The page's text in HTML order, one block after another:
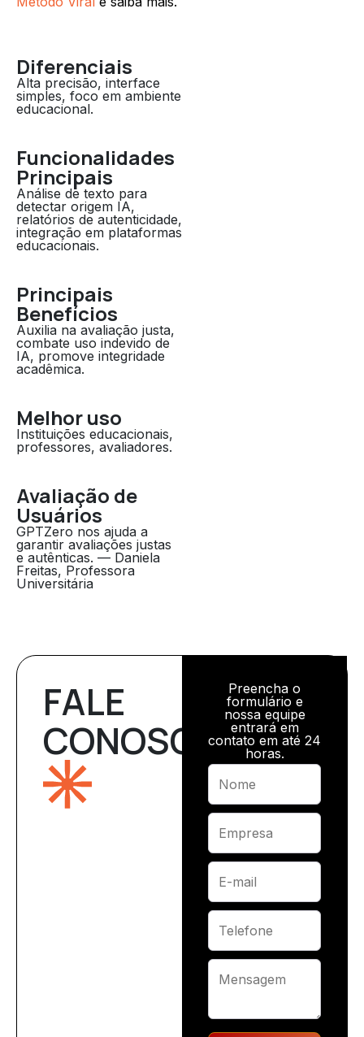
Diferenciais
Alta precisão, interface
simples, foco em ambiente
educacional.
Funcionalidades
Principais
Análise de texto para
detectar origem IA,
relatórios de autenticidade,
integração em plataformas
educacionais.
Principais
Benefícios
Auxilia na avaliação justa,
combate uso indevido de
IA, promove integridade
acadêmica.
Melhor uso
Instituições educacionais,
professores, avaliadores.
Avaliação de
Usuários
GPTZero nos ajuda a
garantir avaliações justas
e autênticas. — Daniela
Freitas, Professora
Universitária
FALE
CONOSCO
Preencha o
formulário e
nossa equipe
entrará em
contato em até 24
horas.